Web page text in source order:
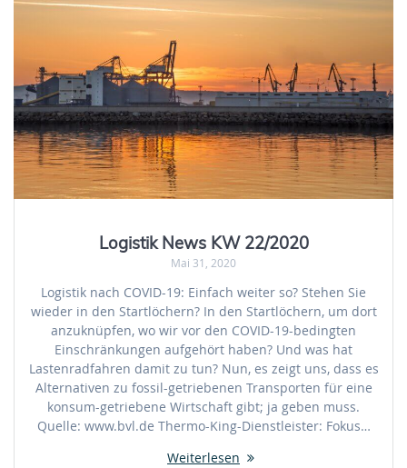
Logistik News KW 22/2020
Mai 31, 2020
Logistik nach COVID-19: Einfach weiter so? Stehen Sie
wieder in den Startlöchern? In den Startlöchern, um dort
anzuknüpfen, wo wir vor den COVID-19-bedingten
Einschränkungen aufgehört haben? Und was hat
Lastenradfahren damit zu tun? Nun, es zeigt uns, dass es
Alternativen zu fossil-getriebenen Transporten für eine
konsum-getriebene Wirtschaft gibt; ja geben muss.
Quelle: www.bvl.de Thermo-King-Dienstleister: Fokus…
Weiterlesen